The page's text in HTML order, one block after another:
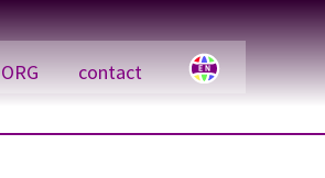
ORG contact